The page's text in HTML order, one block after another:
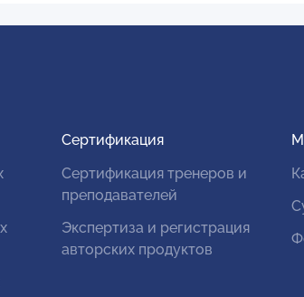
Сертификация
Сертификация тренеров и
преподавателей
Экспертиза и регистрация
авторских продуктов